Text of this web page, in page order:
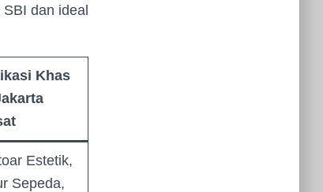
dan ideal
Khas
Estetik,
Sepeda,